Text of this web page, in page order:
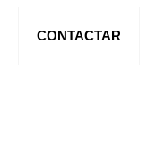
CONTACTAR